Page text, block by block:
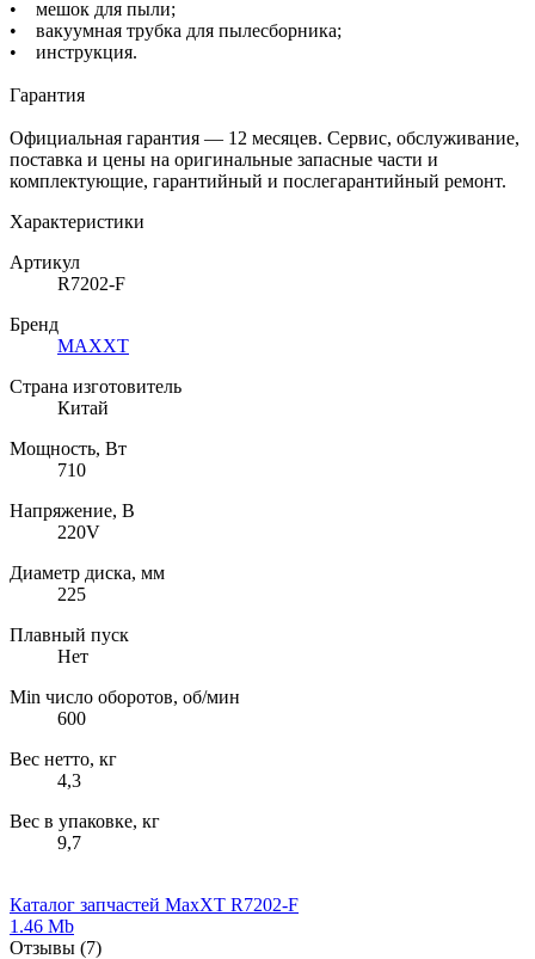
• мешок для пыли;
• вакуумная трубка для пылесборника;
• инструкция.
Гарантия
Официальная гарантия — 12 месяцев. Сервис, обслуживание,
поставка и цены на оригинальные запасные части и
комплектующие, гарантийный и послегарантийный ремонт.
Характеристики
Артикул
R7202-F
Бренд
MAXXT
Страна изготовитель
Китай
Мощность, Вт
710
Напряжение, В
220V
Диаметр диска, мм
225
Плавный пуск
Нет
Min число оборотов, об/мин
600
Вес нетто, кг
4,3
Вес в упаковке, кг
9,7
Каталог запчастей MaxXT R7202-F
1.46 Mb
Отзывы (7)